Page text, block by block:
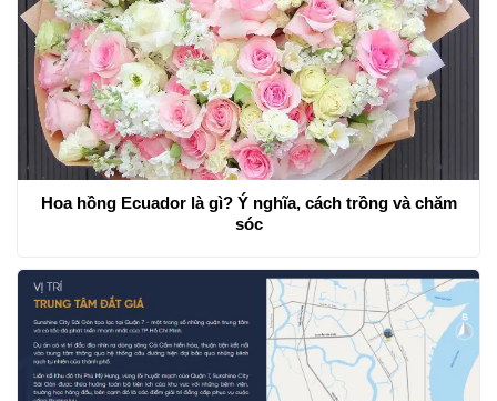
Hoa hồng Ecuador là gì? Ý nghĩa, cách trồng và chăm
sóc